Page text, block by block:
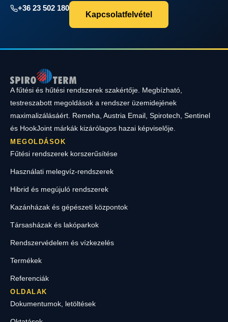
+36 23 502 180
Kapcsolatfelvétel
A fűtési és hűtési rendszerek szakértője. Megbízható,
testreszabott megoldások a rendszer üzemidejének
maximalizálásáért. Remeha, Austria Email, Spirotech, Sentinel
és HookJoint márkák kizárólagos hazai képviselője.
MEGOLDÁSOK
Fűtési rendszerek korszerűsítése
Használati melegvíz-rendszerek
Hibrid és megújuló rendszerek
Kazánházak és gépészeti központok
Társasházak és lakóparkok
Rendszervédelem és vízkezelés
Termékek
Referenciák
OLDALAK
Dokumentumok, letöltések